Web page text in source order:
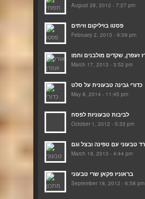
August 28, 2012 - 7:27 pm
פסטו בזיליקום וזיתים
February 2, 2013 - 9:09 pm
March 17, 2013 - 3:52 pm
כדורי גבינה טבעונית על סלט
May 8, 2014 - 11:45 pm
לביבות טבעוניות לפסח
October 1, 2012 - 5:33 pm
March 19, 2013 - 4:44 pm
בראוניז פקאן שרי טבעוני
September 18, 2012 - 6:58 pm